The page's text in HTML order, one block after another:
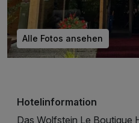
Alle Fotos ansehen
Hotelinformation
Das Wolfstein Le Boutique